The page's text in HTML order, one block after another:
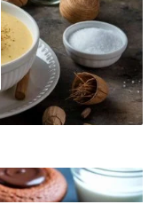
leur